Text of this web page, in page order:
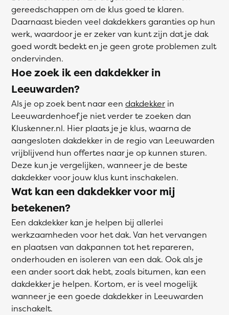
gereedschappen om de klus goed te klaren.
Daarnaast bieden veel dakdekkers garanties op hun
werk, waardoor je er zeker van kunt zijn dat je dak
goed wordt bedekt en je geen grote problemen zult
ondervinden.
Hoe zoek ik een dakdekker in
Leeuwarden?
Als je op zoek bent naar een dakdekker in
Leeuwardenhoef je niet verder te zoeken dan
Kluskenner.nl. Hier plaats je je klus, waarna de
aangesloten dakdekker in de regio van Leeuwarden
vrijblijvend hun offertes naar je op kunnen sturen.
Deze kun je vergelijken, wanneer je de beste
dakdekker voor jouw klus kunt inschakelen.
Wat kan een dakdekker voor mij
betekenen?
Een dakdekker kan je helpen bij allerlei
werkzaamheden voor het dak. Van het vervangen
en plaatsen van dakpannen tot het repareren,
onderhouden en isoleren van een dak. Ook als je
een ander soort dak hebt, zoals bitumen, kan een
dakdekker je helpen. Kortom, er is veel mogelijk
wanneer je een goede dakdekker in Leeuwarden
inschakelt.